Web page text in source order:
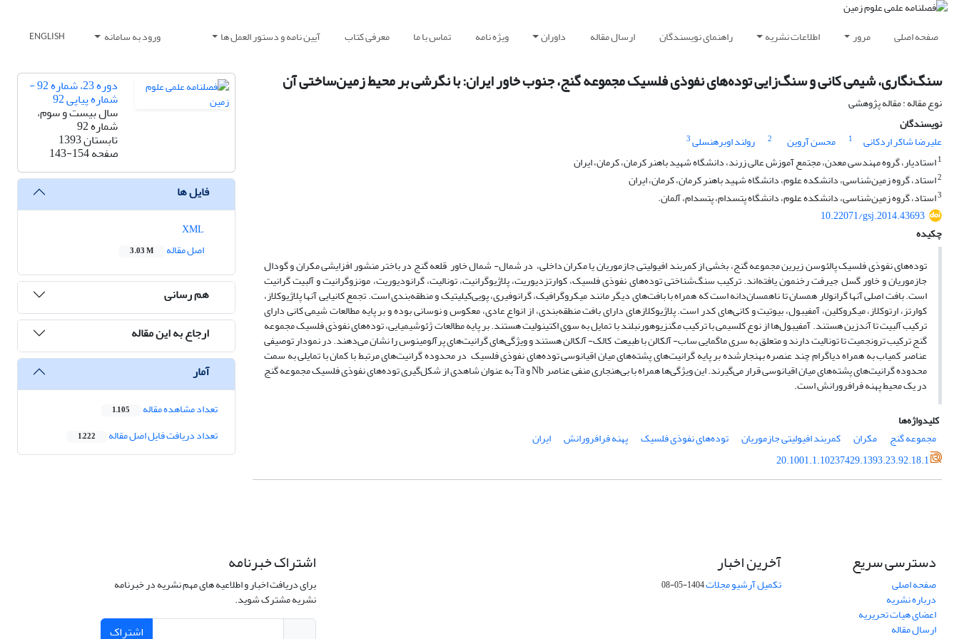
صفحه اصلی مرور اطلاعات نشریه راهنمای نویسندگان ارسال مقاله داوران ویژه نامه تماس با ما معرفی کتاب آیین نامه و دستور العمل ها ورود به سامانه ENGLISH
سنگ‌نگاری، شیمی کانی و سنگ‌زایی توده‌های نفوذی فلسیک مجموعه گنج، جنوب خاور ایران: با نگرشی بر محیط زمین‌ساختی آن
نوع مقاله : مقاله پژوهشی
نویسندگان
علیرضا شاکر اردکانی
1 محسن آروین 2 رولند اوبرهنسلی3
1استادیار، گروه مهندسی معدن، مجتمع آموزش عالی زرند، دانشگاه شهید باهنر کرمان، کرمان، ایران
2استاد، گروه زمین‌شناسی، دانشکده علوم، دانشگاه شهید باهنر کرمان، کرمان، ایران
3استاد، گروه زمین‌شناسی، دانشکده علوم، دانشگاه پتسدام، پتسدام، آلمان.
10.22071/gsj.2014.43693
چکیده
توده‌های نفوذی فلسیک پالئوسن زیرین مجموعه گنج، بخشی از کمربند افیولیتی جازموریان یا مکران داخلی، در شمال- شمال خاور قلعه گنج در باختر منشور افزایشی مکران و گودال
جازموریان و خاور گسل جیرفت رخنمون یافته‌اند. ترکیب سنگ‌شناختی توده‌های نفوذی فلسیک، کوارتزدیوریت، پلاژیوگرانیت، تونالیت، گرانودیوریت، مونزوگرانیت و آلبیت گرانیت
است. بافت اصلی آنها گرانولار همسان تا ناهمسان‌دانه است که همراه با بافت‌های دیگر مانند میکروگرافیک، گرانوفیری، پویی‌کیلیتیک و منطقه‌بندی است. تجمع کانیایی آنها پلاژیوکلاز،
کوارتز، ارتوکلاز، میکروکلین، آمفیبول، بیوتیت و کانی‌های کدر است. پلاژیوکلازهای دارای بافت منطقه‌بندی، از انواع عادی، معکوس و نوسانی بوده و بر پایه مطالعات شیمی کانی دارای
ترکیب آلبیت تا آندزین هستند. آمفیبول‌ها از نوع کلسیمی با ترکیب مگنزیوهورنبلند با تمایل به سوی اکتینولیت هستند. بر پایه مطالعات ژئوشیمیایی، توده‌های نفوذی فلسیک مجموعه
گنج ترکیب ترونجمیت تا تونالیت دارند و متعلق به سری ماگمایی ساب- ‌آلکالن با طبیعت کالک- آلکالن هستند و ویژگی‌های گرانیت‌های پرآلومینوس را نشان می‌دهند. در نمودار توصیفی
عناصر کمیاب به همراه دیاگرام چند عنصره بهنجارشده بر پایه گرانیت‌های پشته‌های میان اقیانوسی توده‌های نفوذی فلسیک در محدوده گرانیت‌های مرتبط با کمان با تمایلی به سمت
محدوده گرانیت‌های پشته‌های میان اقیانوسی قرار می‌گیرند. این ویژگی‌ها همراه با بی‌هنجاری منفی عناصر Nb و Ta به عنوان شاهدی از شکل‌گیری توده‌های نفوذی فلسیک مجموعه گنج
در یک محیط پهنه فرافرورانش است.
کلیدواژه‌ها
مجموعه گنج
مکران کمربند افیولیتی جازموریان توده‌های نفوذی فلسیک پهنه فرافرورانش
ایران
20.1001.1.10237429.1393.23.92.18.1
دوره 23، شماره 92 -
شماره پیاپی 92
سال بیست و سوم،
شماره 92
تابستان 1393
صفحه143-154
فایل ها
اصل مقاله
3.03 M
هم رسانی
ارجاع به این مقاله
آمار
تعداد مشاهده مقاله 1,105
تعداد دریافت فایل اصل مقاله 1,222
دسترسی سریع
صفحه اصلی
درباره نشریه
اعضای هیات تحریریه
ارسال مقاله
آخرین اخبار
تکمیل آرشیو مجلات1404-05-08
اشتراک خبرنامه
برای دریافت اخبار و اطلاعیه های مهم نشریه در خبرنامه
نشریه مشترک شوید.
اشتراک